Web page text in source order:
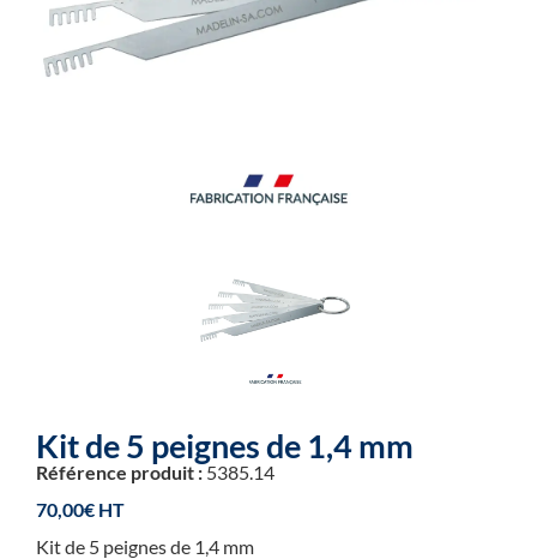
Kit de 5 peignes de 1,4 mm
Référence produit :5385.14
70,00€
Kit de 5 peignes de 1,4 mm